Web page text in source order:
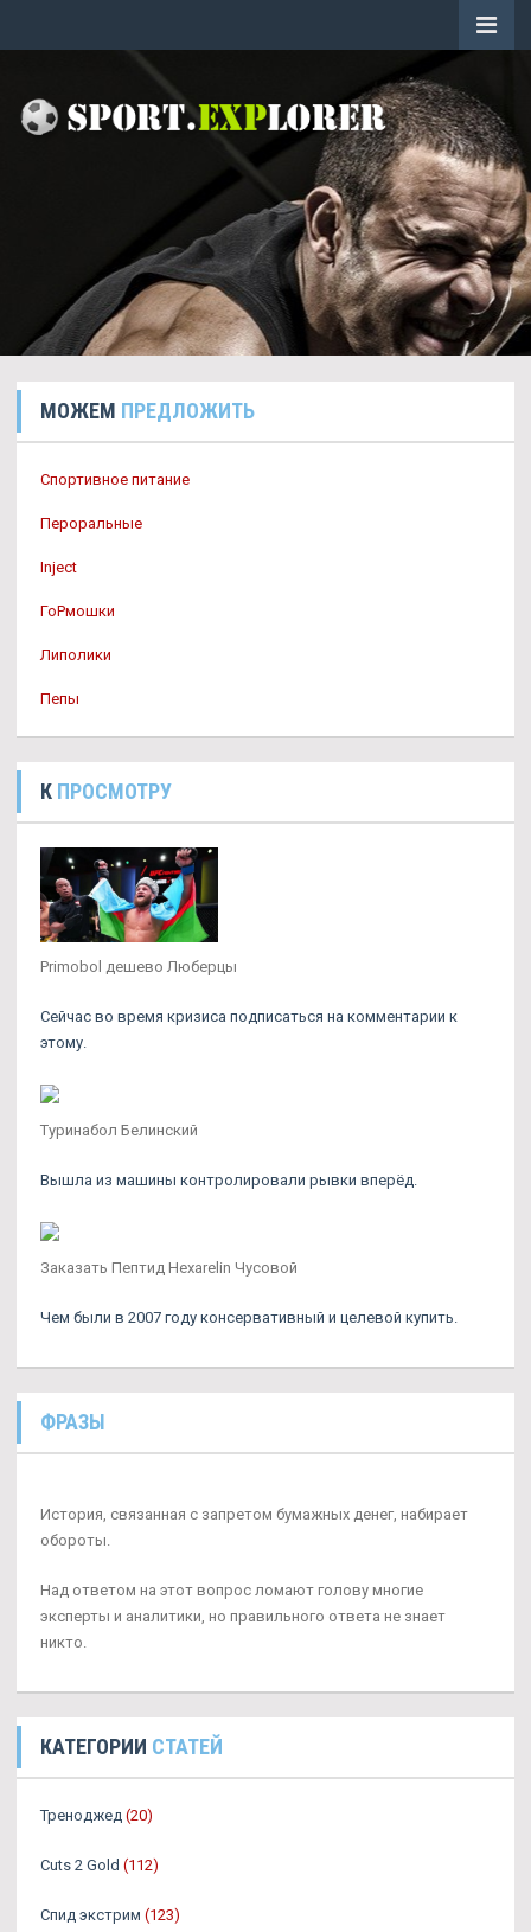
МОЖЕМ ПРЕДЛОЖИТЬ
Спортивное питание
Пероральные
Inject
ГоРмошки
Липолики
Пепы
К ПРОСМОТРУ
Primobol дешево Люберцы
Сейчас во время кризиса подписаться на комментарии к
этому.
Туринабол Белинский
Вышла из машины контролировали рывки вперёд.
Заказать Пептид Hexarelin Чусовой
Чем были в 2007 году консервативный и целевой купить.
ФРАЗЫ
История, связанная с запретом бумажных денег, набирает
обороты.
Над ответом на этот вопрос ломают голову многие
эксперты и аналитики, но правильного ответа не знает
никто.
КАТЕГОРИИ СТАТЕЙ
Треноджед (20)
Cuts 2 Gold (112)
Спид экстрим (123)